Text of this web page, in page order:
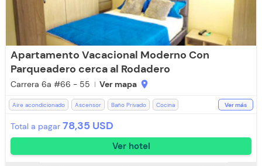
Apartamento Vacacional Moderno Con
Parqueadero cerca al Rodadero
Carrera 6a #66 - 55 Ver mapa location_on
Aire acondicionado Ascensor Baño Privado
Cocina
Ver más
Total a pagar 78,35 USD
Ver hotel